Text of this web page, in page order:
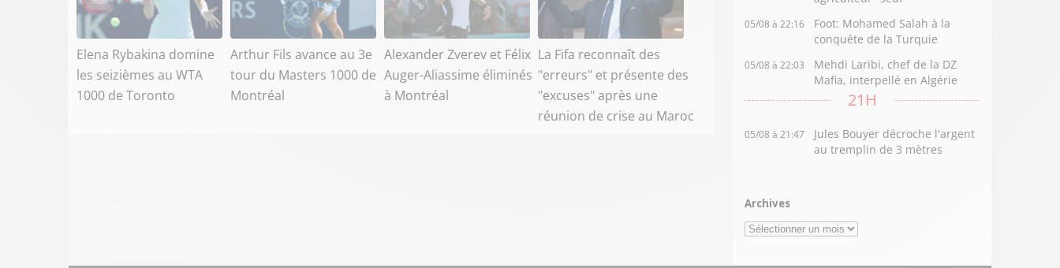
Elena Rybakina domine
les seizièmes au WTA
1000 de Toronto
Arthur Fils avance au 3e
tour du Masters 1000 de
Montréal
Alexander Zverev et Félix
Auger-Aliassime éliminés
à Montréal
La Fifa reconnaît des
"erreurs" et présente des
"excuses" après une
réunion de crise au Maroc
05/08 à 22:16
Foot: Mohamed Salah à la
conquête de la Turquie
05/08 à 22:03
Mehdi Laribi, chef de la DZ
Mafia, interpellé en Algérie
21H
05/08 à 21:47
Jules Bouyer décroche l'argent
au tremplin de 3 mètres
Archives
Archives